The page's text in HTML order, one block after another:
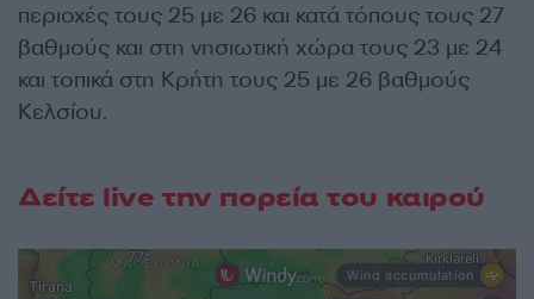
περιοχές τους 25 με 26 και κατά τόπους τους 27
βαθμούς και στη νησιωτική χώρα τους 23 με 24
και τοπικά στη Κρήτη τους 25 με 26 βαθμούς
Κελσίου.
Δείτε live την πορεία του καιρού